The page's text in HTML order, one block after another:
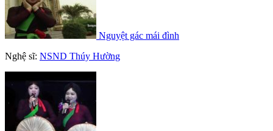
Nguyệt gác mái đình
Nghệ sĩ: NSND Thúy Hường